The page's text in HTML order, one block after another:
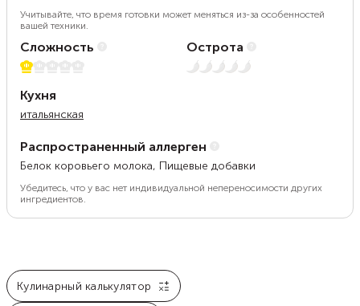
Учитывайте, что время готовки может меняться из-за особенностей
вашей техники.
Сложность
1 из 5
Острота
Нет остроты
Кухня
итальянская
Распространенный аллерген
Белок коровьего молока, Пищевые добавки
Убедитесь, что у вас нет индивидуальной непереносимости других
ингредиентов.
Кулинарный калькулятор